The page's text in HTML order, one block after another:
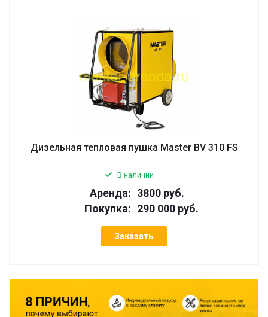
Дизельная тепловая пушка Master BV 310 FS
В наличии
Аренда: 3800 руб.
Покупка: 290 000 руб.
Заказать